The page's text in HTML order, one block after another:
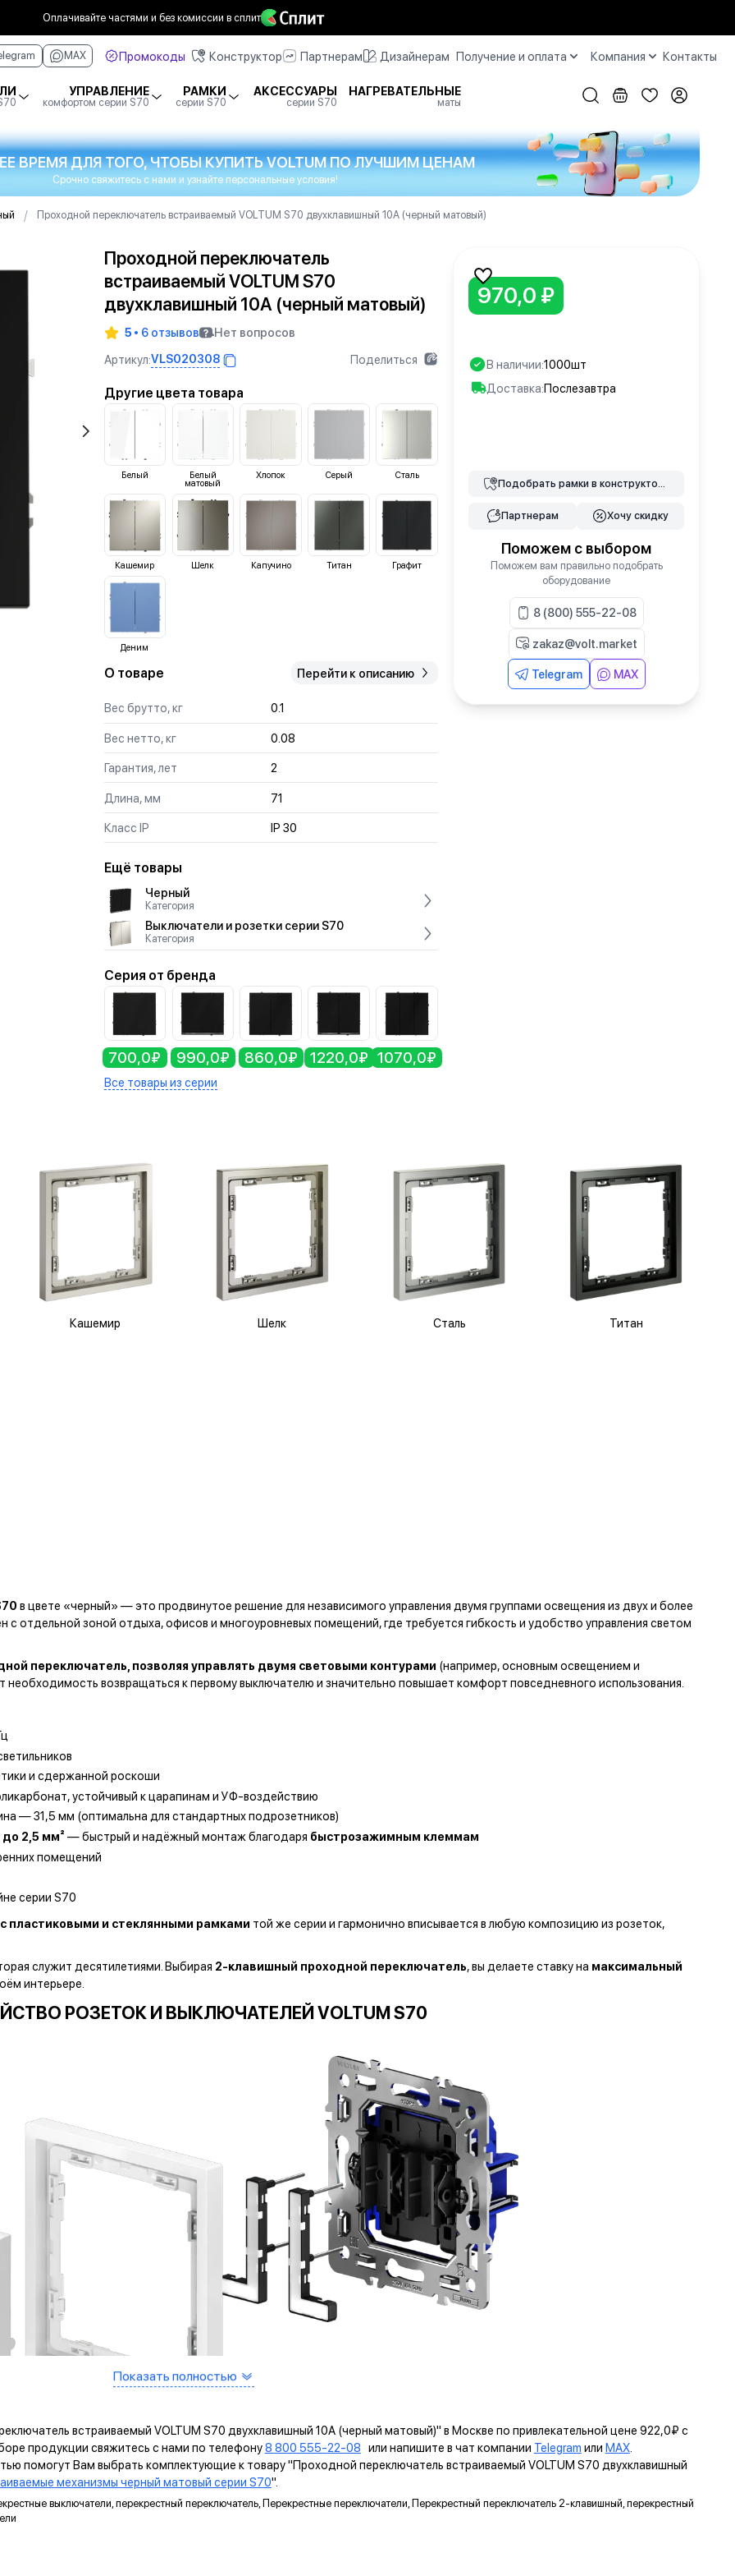
Оплачивайте частями и без комиссии в сплит
MAX Промокоды Конструктор Партнерам Дизайнерам Получение и оплата Компания Контакты
УПРАВЛЕНИЕ
комфортом серии S70
РАМКИ
серии S70
АКСЕССУАРЫ
серии S70
НАГРЕВАТЕЛЬНЫЕ
маты
ВРЕМЯ ДЛЯ ТОГО, ЧТОБЫ КУПИТЬ VOLTUM ПО ЛУЧШИМ ЦЕНАМ
Срочно свяжитесь с нами и узнайте персональные условия!
/ Проходной переключатель встраиваемый VOLTUM S70 двухклавишный 10А (черный матовый)
Проходной переключатель
встраиваемый VOLTUM S70
двухклавишный 10А (черный матовый)
5 6 отзывов
Нет вопросов
Артикул:VLS020308 Поделиться
Другие цвета товара
Белый Белый
матовый
Хлопок Серый Сталь
Кашемир Шелк Капучино Титан Графит
Деним
О товаре Перейти к описанию
Вес брутто, кг 0.1
Вес нетто, кг 0.08
Гарантия, лет 2
Длина, мм 71
Класс IP IP 30
Ещё товары
Черный
Категория
Выключатели и розетки серии S70
Категория
Серия от бренда
700,0₽ 990,0₽ 860,0₽ 1220,0₽ 1070,0₽
Все товары из серии
970,0 ₽
В наличии:1000шт
Доставка:Послезавтра
Подобрать рамки в конструкторе
Партнерам Хочу скидку
Поможем с выбором
Поможем вам правильно подобрать
оборудование
8 (800) 555-22-08
zakaz@volt.market
Telegram MAX
Кашемир Шелк Сталь Титан
в цвете «черный» — это продвинутое решение для независимого управления двумя группами освещения из двух и более
с отдельной зоной отдыха, офисов и многоуровневых помещений, где требуется гибкость и удобство управления светом
переключатель, позволяя управлять двумя световыми контурами (например, основным освещением и
необходимость возвращаться к первому выключателю и значительно повышает комфорт повседневного использования.
и сдержанной роскоши
устойчивый к царапинам и УФ-воздействию
— 31,5 мм (оптимальна для стандартных подрозетников)
до 2,5 мм²— быстрый и надёжный монтаж благодаря быстрозажимным клеммам
помещений
серии S70
пластиковыми и стеклянными рамками той же серии и гармонично вписывается в любую композицию из розеток,
служит десятилетиями.Выбирая 2-клавишный проходной переключатель, вы делаете ставку на максимальный
интерьере.
РОЗЕТОК И ВЫКЛЮЧАТЕЛЕЙ VOLTUM S70
Показать полностью
встраиваемый VOLTUM S70 двухклавишный 10А (черный матовый)" в Москве по привлекательной цене 922,0₽ с
продукции свяжитесь с нами по телефону8 800 555-22-08 или напишите в чат компании Telegram или MAX.
помогут Вам выбрать комплектующие к товару "Проходной переключатель встраиваемый VOLTUM S70 двухклавишный
механизмы черный матовый серии S70".
выключатели, перекрестный переключатель, Перекрестные переключатели, Перекрестный переключатель 2-клавишный, перекрестный